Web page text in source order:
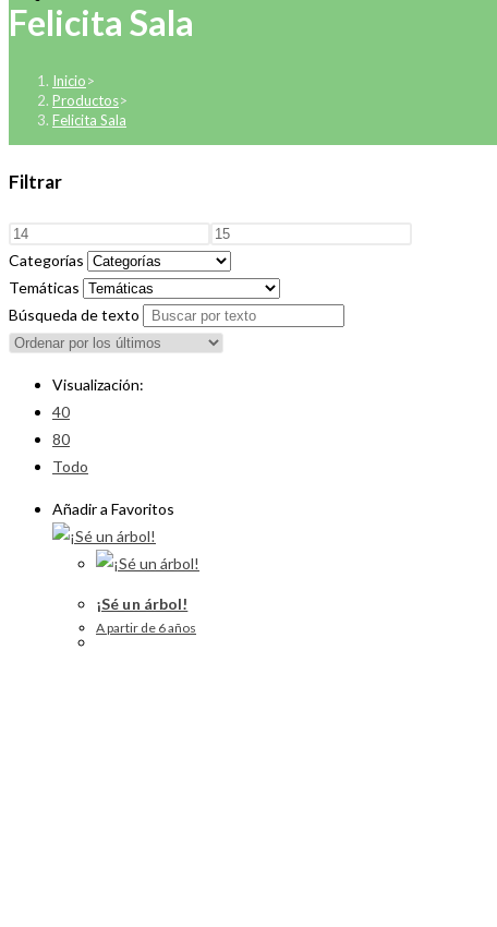
Felicita Sala
Inicio>
Productos>
Felicita Sala
Filtrar
Categorías
Temáticas
Búsqueda de texto
Visualización:
40
80
Todo
Añadir a Favoritos
¡Sé un árbol!
A partir de 6 años